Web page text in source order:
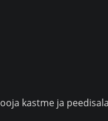
kastme ja